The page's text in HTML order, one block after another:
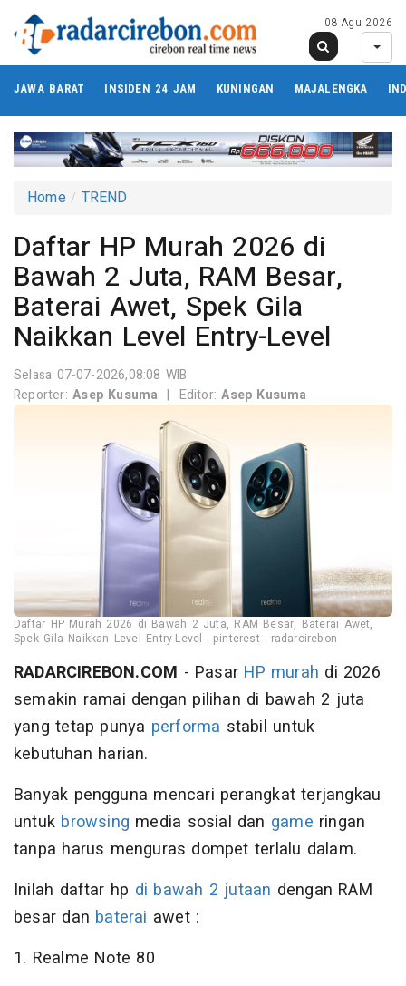
08 Agu 2026
JAWA BARAT INSIDEN 24 JAM KUNINGAN MAJALENGKA
Home TREND
Daftar HP Murah 2026 di
Bawah 2 Juta, RAM Besar,
Baterai Awet, Spek Gila
Naikkan Level Entry-Level
Selasa 07-07-2026,08:08 WIB
Reporter:Asep Kusuma | Editor:Asep Kusuma
Daftar HP Murah 2026 di Bawah 2 Juta, RAM Besar, Baterai Awet,
Spek Gila Naikkan Level Entry-Level-- pinterest-- radarcirebon
RADARCIREBON.COM - Pasar HP murah di 2026
semakin ramai dengan pilihan di bawah 2 juta
yang tetap punya performa stabil untuk
kebutuhan harian.
Banyak pengguna mencari perangkat terjangkau
untuk browsing media sosial dan game ringan
tanpa harus menguras dompet terlalu dalam.
Inilah daftar hp di bawah 2 jutaan dengan RAM
besar dan baterai awet :
1. Realme Note 80